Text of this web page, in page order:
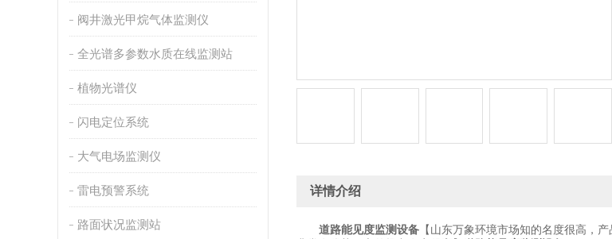
阀井激光甲烷气体监测仪
全光谱多参数水质在线监测站
植物光谱仪
闪电定位系统
大气电场监测仪
雷电预警系统
路面状况监测站
详情介绍
道路能见度监测设备 【山东万象环境市场知的名度很高，